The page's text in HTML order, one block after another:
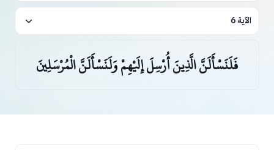
الآية 6
فَلَنَسْأَلَنَّ الَّذِينَ أُرْسِلَ إِلَيْهِمْ وَلَنَسْأَلَنَّ الْمُرْسَلِينَ